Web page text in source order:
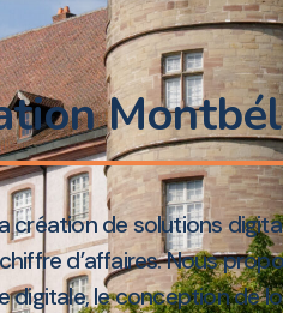
création de solutions
d’affaires. Nous
le conception de